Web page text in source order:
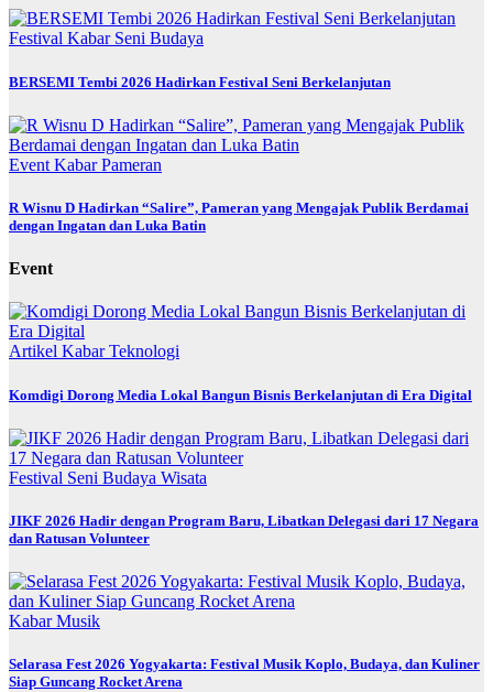
Festival Kabar Seni Budaya
BERSEMI Tembi 2026 Hadirkan Festival Seni Berkelanjutan
Event KabarPameran
R Wisnu D Hadirkan “Salire”, Pameran yang Mengajak Publik Berdamai
dengan Ingatan dan Luka Batin
Event
Artikel KabarTeknologi
Komdigi Dorong Media Lokal Bangun Bisnis Berkelanjutan di Era Digital
Festival Seni Budaya Wisata
JIKF 2026 Hadir dengan Program Baru, Libatkan Delegasi dari 17 Negara
dan Ratusan Volunteer
KabarMusik
Selarasa Fest 2026 Yogyakarta: Festival Musik Koplo, Budaya, dan Kuliner
Siap Guncang Rocket Arena